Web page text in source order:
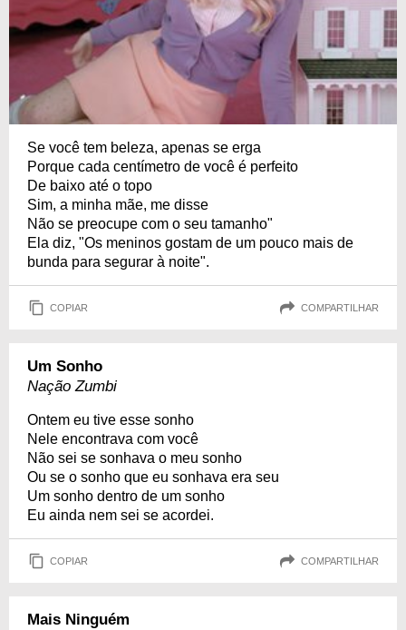
Se você tem beleza, apenas se erga
Porque cada centímetro de você é perfeito
De baixo até o topo
Sim, a minha mãe, me disse
Não se preocupe com o seu tamanho"
Ela diz, "Os meninos gostam de um pouco mais de
bunda para segurar à noite".
COPIAR COMPARTILHAR
Um Sonho
Nação Zumbi
Ontem eu tive esse sonho
Nele encontrava com você
Não sei se sonhava o meu sonho
Ou se o sonho que eu sonhava era seu
Um sonho dentro de um sonho
Eu ainda nem sei se acordei.
COPIAR COMPARTILHAR
Mais Ninguém